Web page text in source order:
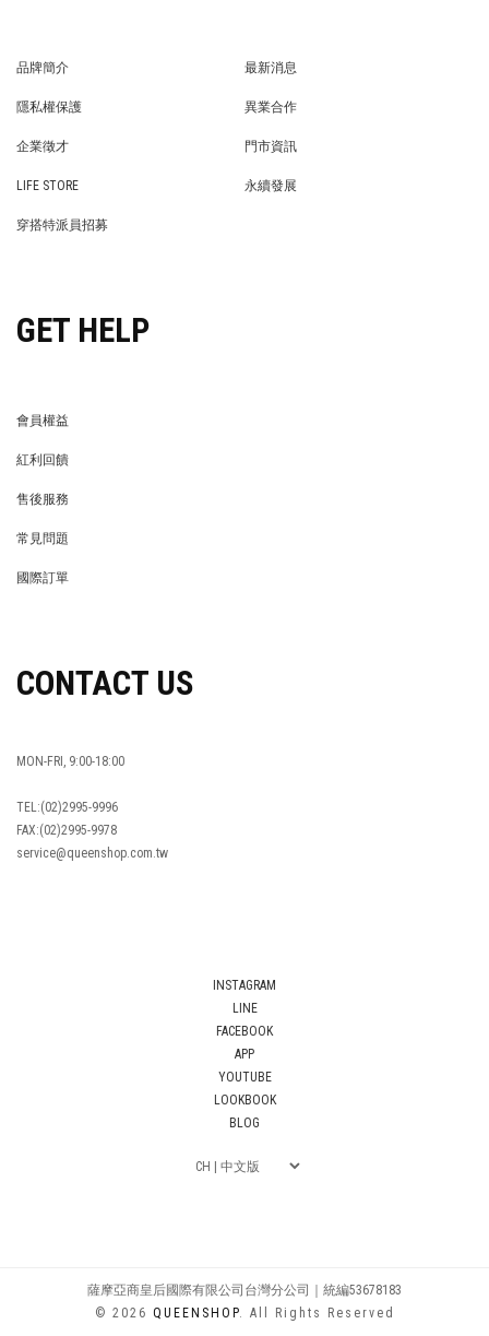
品牌簡介
最新消息
隱私權保護
異業合作
企業徵才
門市資訊
LIFE STORE
永續發展
穿搭特派員招募
GET HELP
會員權益
紅利回饋
售後服務
常見問題
國際訂單
CONTACT US
MON-FRI, 9:00-18:00
TEL:(02)2995-9996
FAX:(02)2995-9978
service@queenshop.com.tw
INSTAGRAM
LINE
FACEBOOK
APP
YOUTUBE
LOOKBOOK
BLOG
薩摩亞商皇后國際有限公司台灣分公司｜統編53678183
© 2026 QUEENSHOP. All Rights Reserved